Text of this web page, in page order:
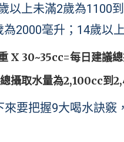
以上未滿2歲為1100
2000毫升；14歲以
X 30~35cc=每日建議
攝取水量為2,100cc到
要把握9大喝水訣竅